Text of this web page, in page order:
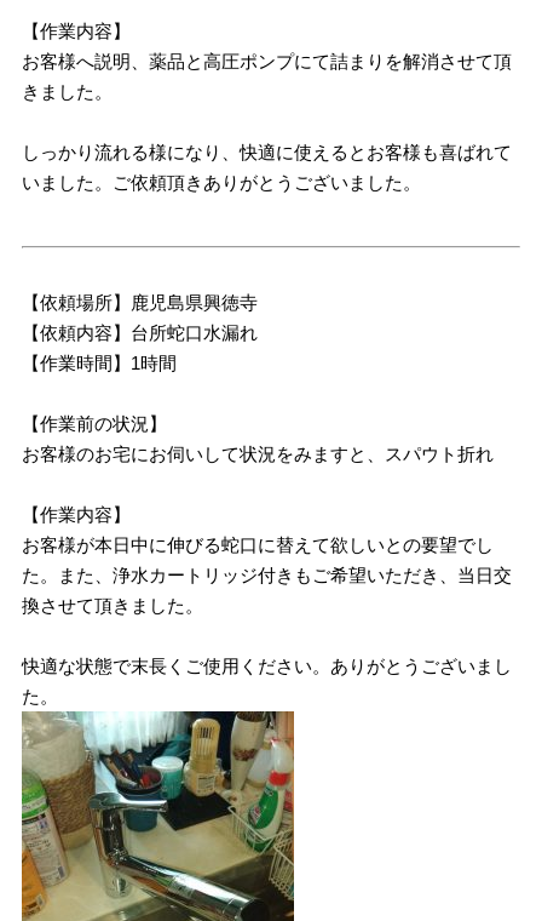
【作業内容】
お客様へ説明、薬品と高圧ポンプにて詰まりを解消させて頂
きました。
しっかり流れる様になり、快適に使えるとお客様も喜ばれて
いました。ご依頼頂きありがとうございました。
【依頼場所】鹿児島県興徳寺
【依頼内容】台所蛇口水漏れ
【作業時間】1時間
【作業前の状況】
お客様のお宅にお伺いして状況をみますと、スパウト折れ
【作業内容】
お客様が本日中に伸びる蛇口に替えて欲しいとの要望でし
た。また、浄水カートリッジ付きもご希望いただき、当日交
換させて頂きました。
快適な状態で末長くご使用ください。ありがとうございまし
た。